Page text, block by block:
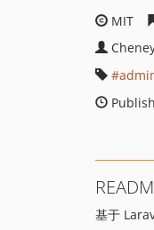
MIT
基于